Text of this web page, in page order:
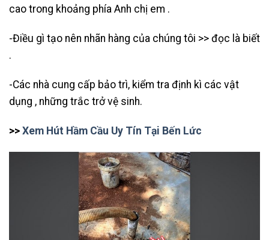
cao trong khoảng phía Anh chị em .
-Điều gì tạo nên nhãn hàng của chúng tôi >> đọc là biết
.
-Các nhà cung cấp bảo trì, kiểm tra định kì các vật
dụng , những trắc trở vệ sinh.
>> Xem Hút Hầm Cầu Uy Tín Tại Bến Lức